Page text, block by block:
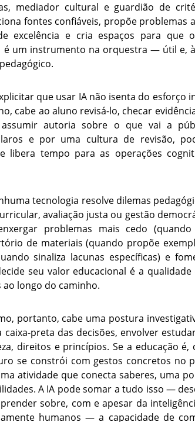
mediador cultural e guardião de
fontes confiáveis, propõe problemas
excelência e cria espaços para que
é um instrumento na orquestra — útil e,
que usar IA não isenta do esforço
cabe ao aluno revisá-lo, checar
autoria sobre o que vai a
e por uma cultura de revisão,
libera tempo para as operações
tecnologia resolve dilemas
avaliação justa ou gestão
problemas mais cedo
de materiais (quando propõe
sinaliza lacunas específicas) e
seu valor educacional é a
ao longo do caminho.
portanto, cabe uma postura
preta das decisões, envolver
direitos e princípios. Se a educação
se constrói com gestos concretos no
atividade que conecta saberes, uma
A IA pode somar a tudo isso —
sobre, com e apesar da
humanos — a capacidade de